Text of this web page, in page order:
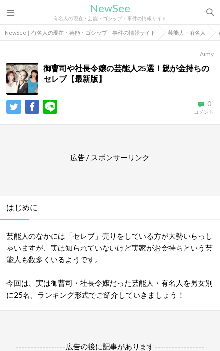
NewSee
有名人の現在・芸能・ゴシップ・事件の情報サイト
NewSee｜有名人の現在・芸能・ゴシップ・事件の情報サイト 芸能人・有名人
Aimy
御曹司や社長令嬢の芸能人25選！親が金持ちの
セレブ【最新版】
0
コメント
広告 / スポンサーリンク
はじめに
芸能人のなかには「セレブ」売りをしている方が大勢いらっし
ゃいますが、実は知られていないけど実家がお金持ちという芸
能人も数多くいるようです。
今回は、実は御曹司・社長令嬢だった芸能人・有名人を男女別
に25名、ランキング形式でご紹介していきましょう！
-----------------広告の後に記事があります-----------------